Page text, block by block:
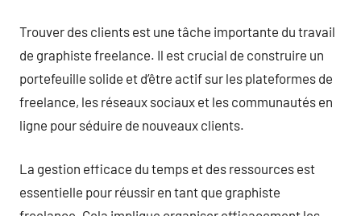
Trouver des clients est une tâche importante du travail
de graphiste freelance. Il est crucial de construire un
portefeuille solide et d’être actif sur les plateformes de
freelance, les réseaux sociaux et les communautés en
ligne pour séduire de nouveaux clients.
La gestion efficace du temps et des ressources est
essentielle pour réussir en tant que graphiste